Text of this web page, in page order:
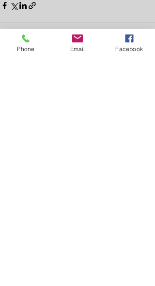
Phone Email Facebook